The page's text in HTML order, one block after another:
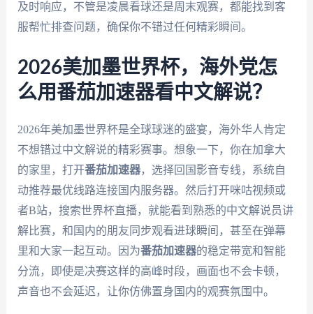
及时响应，不管是凌晨看球还是周末观赛，都能找到客
服帮忙排查问题，确保你不错过任何精彩瞬间。
2026美加墨世界杯，海外党怎
么用番茄加速器看中文解说？
2026年美加墨世界杯是全球球迷的盛宴，海外华人肯定
不想错过中文解说的精彩赛事。想象一下，你在加拿大
的家里，打开番茄加速器，选择回国影音专线，系统自
动推荐最优线路连接国内服务器。然后打开咪咕视频或
者B站，搜索世界杯直播，就能看到熟悉的中文解说员讲
解比赛，和国内的朋友同步观看进球瞬间，甚至在弹幕
里和大家一起互动。因为番茄加速器的稳定带宽和智能
分流，即使是决赛这样的高峰时段，画面也不会卡顿，
声音也不会延迟，让你仿佛置身国内的观赛氛围中。